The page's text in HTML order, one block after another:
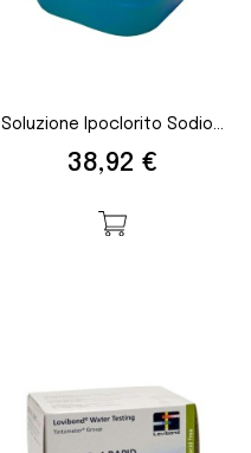
Soluzione Ipoclorito Sodio...
Prezzo
38,92 €